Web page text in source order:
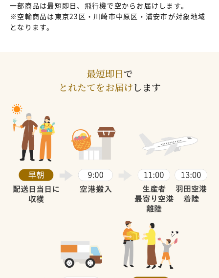
一部商品は最短即日、飛行機で空からお届けします。
※空輸商品は東京23区・川崎市中原区・浦安市が対象地域
となります。
最短即日で
とれたてをお届けします